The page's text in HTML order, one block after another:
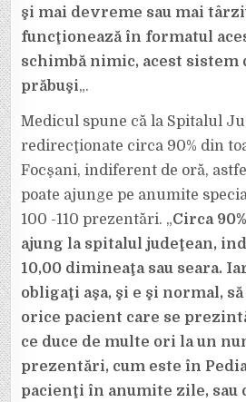
şi mai devreme sau mai
funcţionează în formatul
schimbă nimic, acest sistem
prăbuşi„.
Medicul spune că la Spitalul
redirecţionate circa 90% din
Focşani, indiferent de oră,
poate ajunge pe anumite
100 -110 prezentări. „Circa
ajung la spitalul judeţean,
10,00 dimineaţa sau seara.
obligaţi aşa, şi e şi normal,
orice pacient care se
ce duce de multe ori la un
prezentări, cum este în
pacienţi în anumite zile, sau